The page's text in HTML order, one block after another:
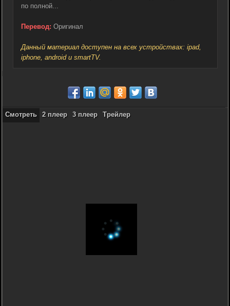
по полной...
Перевод: Оригинал
Данный материал доступен на всех устройствах: ipad,
iphone, android и smartTV.
Смотреть 2 плеер 3 плеер Трейлер